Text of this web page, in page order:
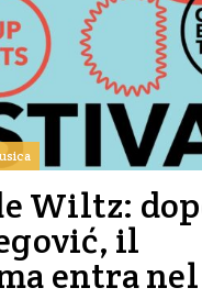
Wiltz:
il
entra